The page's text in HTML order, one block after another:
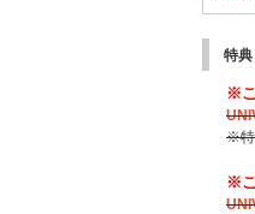
特典
※
※特
※